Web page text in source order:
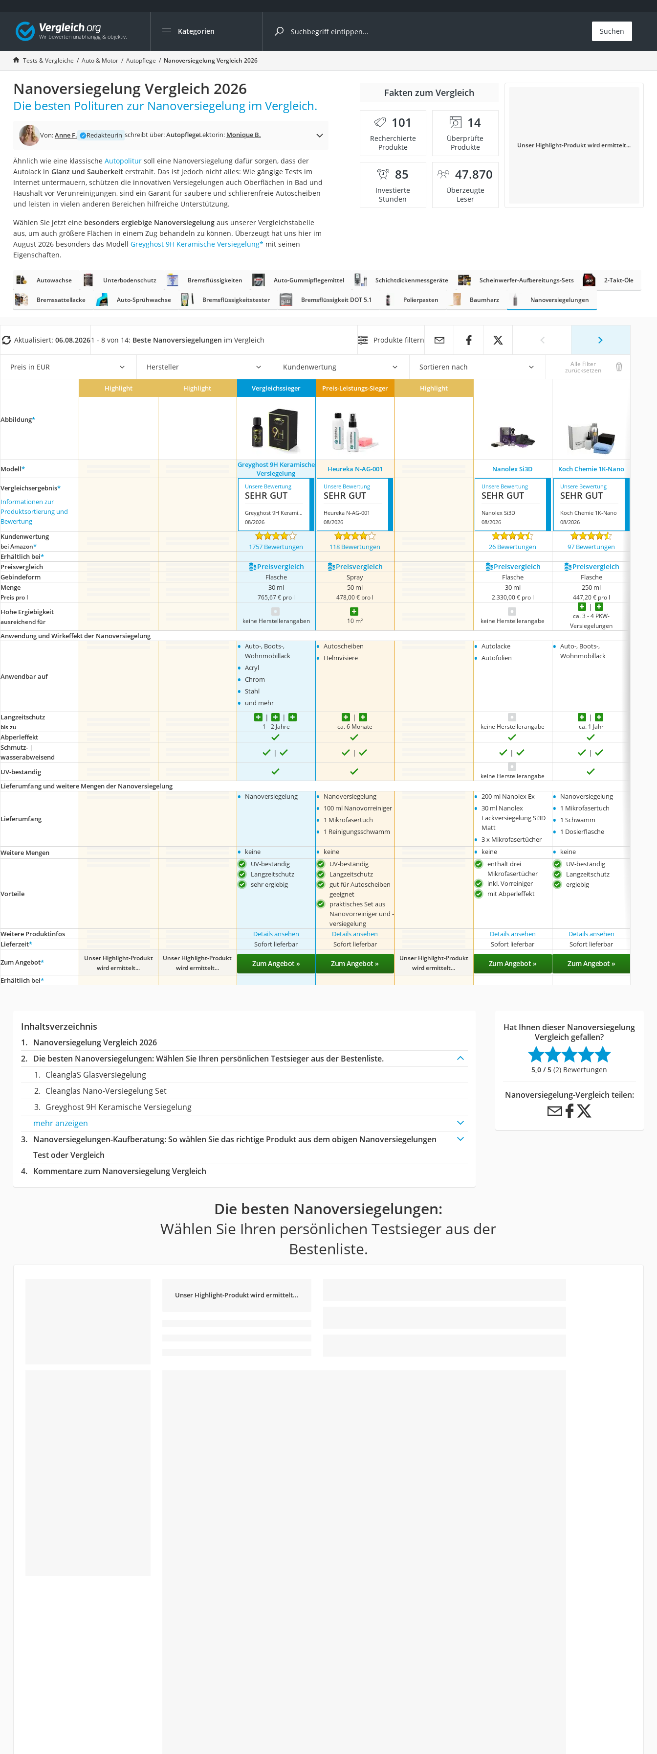
Kategorien
Die beliebtesten Vergleiche nach Kategorie
Auto & Motor
Fahrradträger-Anhängerkupplung (4 Fahrräder)
Fahrradträger
Fahrradträger (Anhängerkupplung)
Fahrradträger 3 Fahrräder
Benzinkanister (20 l)
Fahrradträger E-Bike
Benzinkanister
Marderschreck
AGM-Batterie Wohnmobil
Thule-Fahrradträger
Sommerreifen 205/55 R16
Autobatterie-Ladegerät
Starthilfe mit Kompressor
Felgenbaum
Wagenheber
Service
Suchen
Tests & Vergleiche Auto & Motor Autopflege Nanoversiegelung Vergleich 2026
Nanoversiegelung Vergleich 2026
Die besten Polituren zur Nanoversiegelung im Vergleich.
Von:Anne F. Redakteurin schreibt über:AutopflegeLektorin: Monique B.
Ähnlich wie eine klassische Autopolitursoll eine Nanoversiegelung dafür sorgen, dass der
Autolack in Glanz und Sauberkeit erstrahlt. Das ist jedoch nicht alles: Wie gängige Tests im
Internet untermauern, schützen die innovativen Versiegelungen auch Oberflächen in Bad und
Haushalt vor Verunreinigungen, sind ein Garant für saubere und schlierenfreie Autoscheiben
und leisten in vielen anderen Bereichen hilfreiche Unterstützung.
Wählen Sie jetzt eine besonders ergiebige Nanoversiegelungaus unserer Vergleichstabelle
aus, um auch größere Flächen in einem Zug behandeln zu können. Überzeugt hat uns hier im
August 2026 besonders das Modell Greyghost 9H Keramische Versiegelung* mit seinen
Eigenschaften.
Fakten zum Vergleich
101
Recherchierte
Produkte
14
Überprüfte
Produkte
85
Investierte
Stunden
47.870
Überzeugte
Leser
Unser Highlight-Produkt wird ermittelt...
Autowachse Unterbodenschutz Bremsflüssigkeiten Auto-Gummipflegemittel Schichtdickenmessgeräte Scheinwerfer-Aufbereitungs-Sets 2-Takt-Öle
Bremssattellacke Auto-Sprühwachse Bremsflüssigkeitstester Bremsflüssigkeit DOT 5.1 Polierpasten Baumharz Nanoversiegelungen
Aktualisiert: 06.08.20261 - 8 von 14: Beste Nanoversiegelungen im Vergleich Produkte filtern
Preis in EUR Hersteller Kundenwertung Sortieren nach Alle Filter
zurücksetzen
Abbildung*
Highlight Highlight Vergleichssieger Preis-Leistungs-Sieger Highlight
Modell*
Greyghost 9H Keramische
Versiegelung
Heureka N-AG-001 Nanolex Si3D Koch Chemie 1K-Nano
Vergleichsergebnis*
Informationen zur
Produktsortierung und
Bewertung
Unsere Bewertung
SEHR GUT
Greyghost 9H Keramische Versiegelung
08/2026
Unsere Bewertung
SEHR GUT
Heureka N-AG-001
08/2026
Unsere Bewertung
SEHR GUT
Nanolex Si3D
08/2026
Unsere Bewertung
SEHR GUT
Koch Chemie 1K-Nano
08/2026
Kundenwertung
bei Amazon* 1757 Bewertungen 118 Bewertungen 26 Bewertungen 97 Bewertungen
Erhältlich bei*
Preis­vergleich
Preis­vergleich Preis­vergleich Preis­vergleich Preis­vergleich
Gebindeform Flasche Spray Flasche
Flasche
Menge
Preis pro l
30 ml
765,67 € pro l
50 ml
478,00 € pro l
30 ml
2.330,00 € pro l
250 ml
447,20 € pro l
Hohe Ergiebigkeit
ausreichend für keine Herstellerangaben 10 m² keine Herstellerangabe
ca. 3 - 4 PKW-
Versiegelungen
Anwendung und Wirkeffekt der Nanoversiegelung
Anwendbar auf
• Auto-, Boots-,
Wohnmobillack
• Acryl
• Chrom
• Stahl
• und mehr
• Autoscheiben
• Helmvisiere
• Autolacke
• Autofolien
• Auto-, Boots-,
Wohnmobillack
Langzeitschutz
bis zu 1 - 2 Jahre ca. 6 Monate keine Herstellerangabe ca. 1 Jahr
Abperleffekt
Schmutz- |
wasserabweisend
UV-beständig
keine Herstellerangabe
Lieferumfang und weitere Mengen der Nanoversiegelung
Lieferumfang
• Nanoversiegelung • Nanoversiegelung
• 100 ml Nanovorreiniger
• 1 Mikrofasertuch
• 1 Reinigungsschwamm
• 200 ml Nanolex Ex
• 30 ml Nanolex
Lackversiegelung Si3D
Matt
• 3 x Mikrofasertücher
• Nanoversiegelung
• 1 Mikrofasertuch
• 1 Schwamm
• 1 Dosierflasche
Weitere Mengen • keine • keine • keine • keine
Vorteile
UV-beständig
Langzeitschutz
sehr ergiebig
UV-beständig
Langzeitschutz
gut für Autoscheiben
geeignet
praktisches Set aus
Nanovorreiniger und -
versiegelung
enthält drei
Mikrofasertücher
inkl. Vorreiniger
mit Abperleffekt
UV-beständig
Langzeitschutz
ergiebig
Weitere Produktinfos Details ansehen Details ansehen Details ansehen Details ansehen
Lieferzeit* Sofort lieferbar Sofort lieferbar Sofort lieferbar Sofort lieferbar
Zum Angebot*
Unser Highlight-Produkt
wird ermittelt...
Unser Highlight-Produkt
wird ermittelt...
Zum Angebot » Zum Angebot »
Unser Highlight-Produkt
wird ermittelt...
Zum Angebot » Zum Angebot »
Erhältlich bei*
Inhaltsverzeichnis
Nanoversiegelung Vergleich 2026
Die besten Nanoversiegelungen:Wählen Sie Ihren persönlichen Testsieger aus der Bestenliste.
CleanglaS Glasversiegelung
Cleanglas Nano-Versiegelung Set
Greyghost 9H Keramische Versiegelung
mehr anzeigen
Nanoversiegelungen-Kaufberatung: So wählen Sie das richtige Produkt aus dem obigen Nanoversiegelungen
Test oder Vergleich
Kommentare zum Nanoversiegelung Vergleich
Hat Ihnen dieser Nanoversiegelung
Vergleich gefallen?
5,0 / 5 (2) Bewertungen
Nanoversiegelung-Vergleich teilen:
Die besten Nanoversiegelungen:
Wählen Sie Ihren persönlichen Testsieger aus der
Bestenliste.
Unser Highlight-Produkt wird ermittelt...